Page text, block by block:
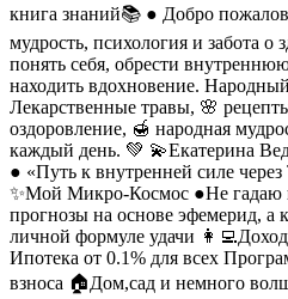
книга знаний📚 ● Добро
мудрость, психология и забота о
понять себя, обрести
находить вдохновение.
Лекарственные травы, 🌸
оздоровление, 🍯 народная
каждый день. 💚 💫Екатерина
● «Путь к внутренней силе
✨Мой Микро-Космос ●Не гадаю
прогнозы на основе эфемерид, а
личной формуле удачи
Ипотека от 0.1% для всех
взноса 🏠Дом,сад и немного